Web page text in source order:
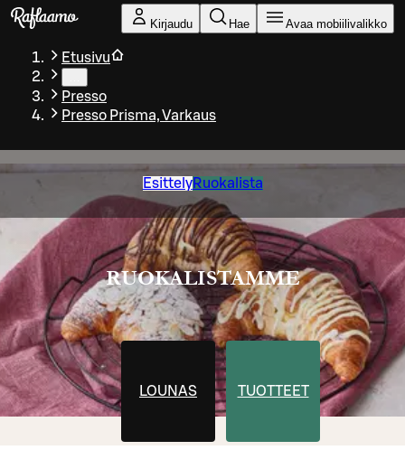
Siirry pääsisältöön
Kirjaudu Hae Avaa mobiilivalikko
Etusivu
Presso
Presso Prisma, Varkaus
EsittelyRuokalista
RUOKALISTAMME
LOUNAS TUOTTEET